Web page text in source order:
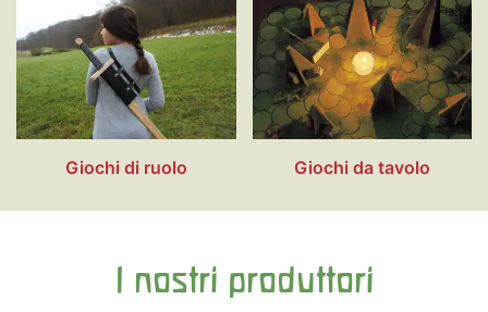
Giochi di ruolo Giochi da tavolo
I nostri produttori